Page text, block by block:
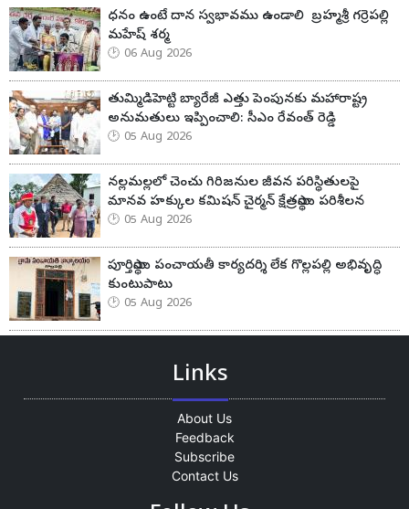
ధనం ఉంటే దాన స్వభావము ఉండాలి బ్రహ్మశ్రీ గర్రెపల్లి
మహేష్ శర్మ
06 Aug 2026
తుమ్మిడిహెట్టి బ్యారేజీ ఎత్తు పెంపునకు మహారాష్ట్ర
అనుమతులు ఇప్పించాలి: సీఎం రేవంత్ రెడ్డి
05 Aug 2026
నల్లమల్లలో చెంచు గిరిజనుల జీవన పరిస్థితులపై
మానవ హక్కుల కమిషన్ చైర్మన్ క్షేత్రస్థాయి పరిశీలన
05 Aug 2026
పూర్తిస్థాయి పంచాయతీ కార్యదర్శి లేక గొల్లపల్లి అభివృద్ధి
కుంటుపాటు
05 Aug 2026
Links
About Us
Feedback
Subscribe
Contact Us